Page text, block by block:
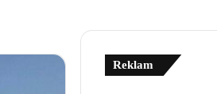
Reklam